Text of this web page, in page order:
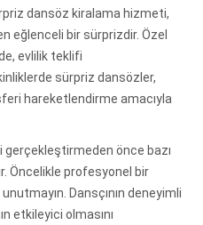
dansöz kiralama hizmeti,
eğlenceli bir sürprizdir. Özel
evlilik teklifi
sürpriz dansözler,
hareketlendirme amacıyla
önce bazı
Öncelikle profesyonel bir
Dansçının deneyimli
etkileyici olmasını